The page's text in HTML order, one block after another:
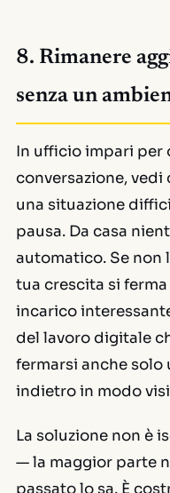
8. Rimanere
senza un
In ufficio impari per
conversazione,
una situazione
pausa. Da casa
automatico. Se non
tua crescita si
incarico
del lavoro digitale
fermarsi anche
indietro in modo
La soluzione non è
— la maggior parte
passato lo sa. È